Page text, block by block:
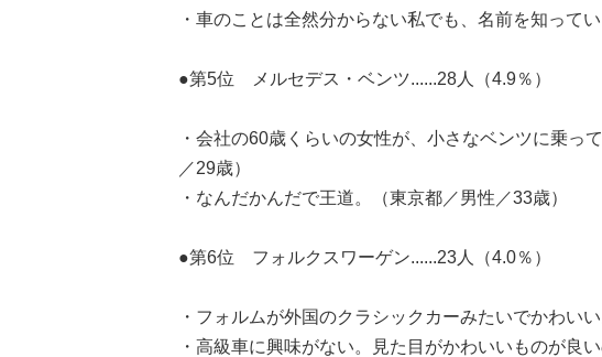
・車のことは全然分からない私でも、名前を知って
●第5位 メルセデス・ベンツ......28人（4.9％）
・会社の60歳くらいの女性が、小さなベンツに乗っ
／29歳）
・なんだかんだで王道。（東京都／男性／33歳）
●第6位 フォルクスワーゲン......23人（4.0％）
・フォルムが外国のクラシックカーみたいでかわい
・高級車に興味がない。見た目がかわいいものが良